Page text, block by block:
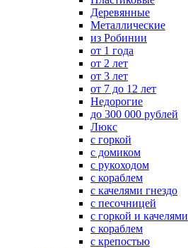
Деревянные
Металлические
из Робинии
от 1 года
от 2 лет
от 3 лет
от 7 до 12 лет
Недорогие
до 300 000 рублей
Люкс
с горкой
с домиком
с рукоходом
с кораблем
с качелями гнездо
с песочницей
с горкой и качелями
с кораблем
с крепостью